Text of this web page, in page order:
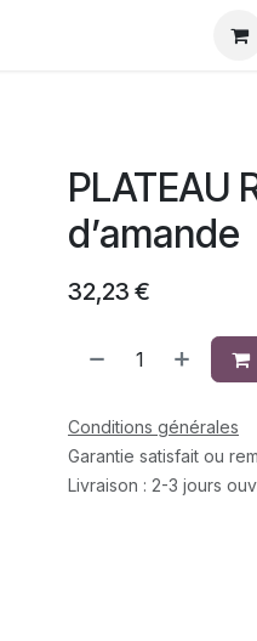
PLATEAU
d’amande
32,23 €
Conditions générales
Garantie satisfait ou
Livraison : 2-3 jours